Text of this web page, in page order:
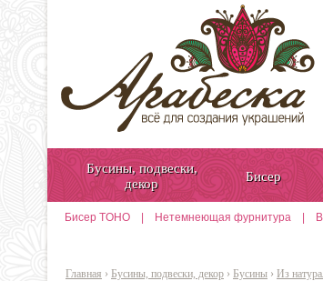
Бусины, подвески,
декор
Бисер
Бисер TOHO Нетемнеющая фурнитура
Главная › Бусины, подвески, декор › Бусины › Из